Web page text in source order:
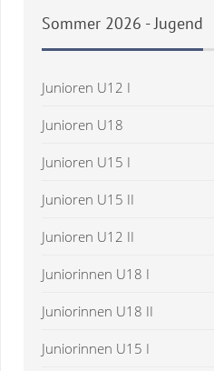
Sommer 2026 - Jugend
Junioren U12 I
Junioren U18
Junioren U15 I
Junioren U15 II
Junioren U12 II
Juniorinnen U18 I
Juniorinnen U18 II
Juniorinnen U15 I